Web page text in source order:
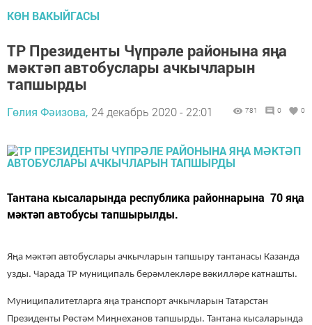
КӨН ВАКЫЙГАСЫ
ТР Президенты Чүпрәле районына яңа
мәктәп автобуслары ачкычларын
тапшырды
Гөлия Фәизова, 24 декабрь 2020 - 22:01 781 0 0
Тантана кысаларында республика районнарына 70 яңа
мәктәп автобусы тапшырылды.
Яңа мәктәп автобуслары ачкычларын тапшыру тантанасы Казанда
узды. Чарада ТР муниципаль берәмлекләре вәкилләре катнашты.
Муниципалитетларга яңа транспорт ачкычларын Татарстан
Президенты Рөстәм Миңнеханов тапшырды. Тантана кысаларында